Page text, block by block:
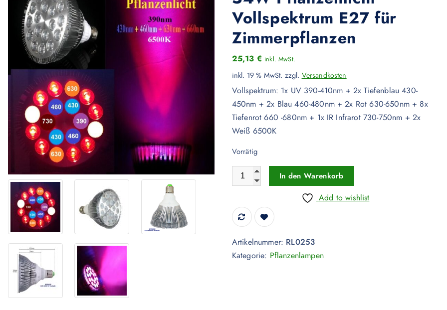
Vollspektrum E27 für
Zimmerpflanzen
25,13 € inkl. MwSt.
inkl. 19 % MwSt. zzgl. Versandkosten
Vollspektrum: 1x UV 390-410nm + 2x Tiefenblau 430-
450nm + 2x Blau 460-480nm + 2x Rot 630-650nm + 8x
Tiefenrot 660 -680nm + 1x IR Infrarot 730-750nm + 2x
Weiß 6500K
Vorrätig
Grow LED Pflanzenlampe 54W Pflanzenlicht Vollspektrum
In den Warenkorb
Add to wishlist
Artikelnummer: RL0253
Kategorie: Pflanzenlampen